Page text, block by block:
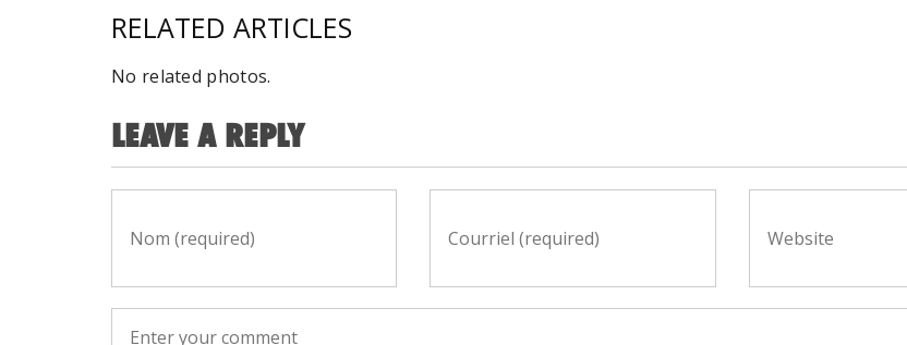
RELATED ARTICLES
No related photos.
LEAVE A REPLY